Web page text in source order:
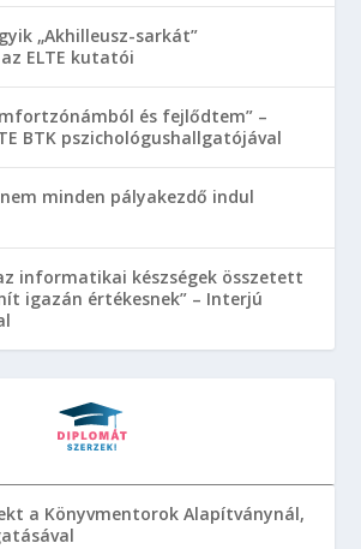
„Akhilleusz-sarkát”
ELTE kutatói
és fejlődtem” –
BTK pszichológushallgatójával
minden pályakezdő indul
informatikai készségek összetett
igazán értékesnek” – Interjú
a Könyvmentorok Alapítványnál,